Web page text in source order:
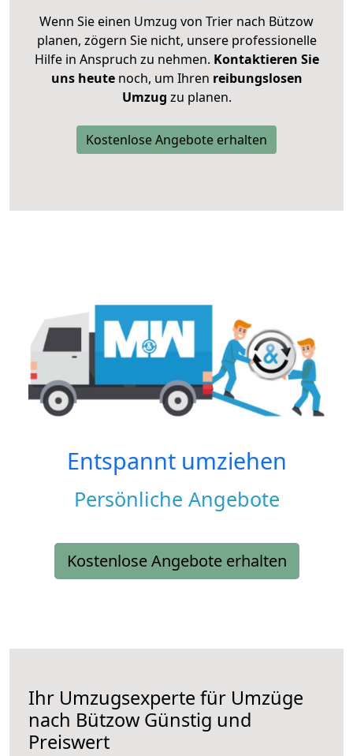
Wenn Sie einen Umzug von Trier nach Bützow
planen, zögern Sie nicht, unsere professionelle
Hilfe in Anspruch zu nehmen. Kontaktieren Sie
uns heutenoch, um Ihren reibungslosen
Umzug zu planen.
Kostenlose Angebote erhalten
Entspannt umziehen
Persönliche Angebote
Kostenlose Angebote erhalten
Ihr Umzugsexperte für Umzüge
nach Bützow Günstig und
Preiswert